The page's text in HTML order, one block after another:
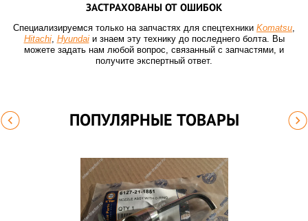
ЗАСТРАХОВАНЫ ОТ ОШИБОК
Специализируемся только на запчастях для спецтехники Komatsu,
Hitachi, Hyundaiи знаем эту технику до последнего болта. Вы
можете задать нам любой вопрос, связанный с запчастями, и
получите экспертный ответ.
ПОПУЛЯРНЫЕ ТОВАРЫ